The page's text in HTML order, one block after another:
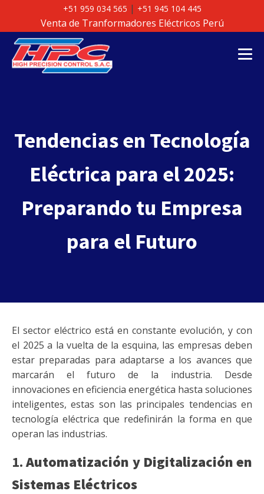
+51 959 034 565 | +51 945 104 445
Venta de Tranformadores Eléctricos Perú
Tendencias en Tecnología
Eléctrica para el 2025:
Preparando tu Empresa
para el Futuro
El sector eléctrico está en constante evolución, y con
el 2025 a la vuelta de la esquina, las empresas deben
estar preparadas para adaptarse a los avances que
marcarán el futuro de la industria. Desde
innovaciones en eficiencia energética hasta soluciones
inteligentes, estas son las principales tendencias en
tecnología eléctrica que redefinirán la forma en que
operan las industrias.
1.Automatización y Digitalización en
Sistemas Eléctricos